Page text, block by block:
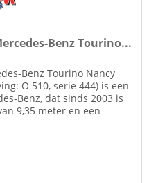
Benz Tourino...
Benz Tourino Nancy
O 510, serie 444) is een
Benz, dat sinds 2003 is
9,35 meter en een